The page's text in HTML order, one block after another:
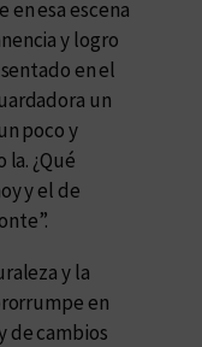
esa escena
y logro
en el
un
poco y
¿Qué
y el de
y la
en
de cambios